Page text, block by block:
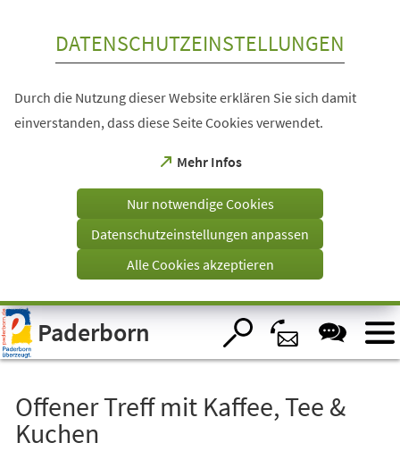
Visuelle
Assistenzsoftware
öffnen.
DATENSCHUTZEINSTELLUNGEN
Durch die Nutzung dieser Website erklären Sie sich damit
einverstanden, dass diese Seite Cookies verwendet.
Mehr Infos
(Öffnet
einem
Tab)
Nur notwendige Cookies
Datenschutzeinstellungen anpassen
Alle Cookies akzeptieren
Paderborn
Offener Treff mit Kaffee, Tee &
Kuchen